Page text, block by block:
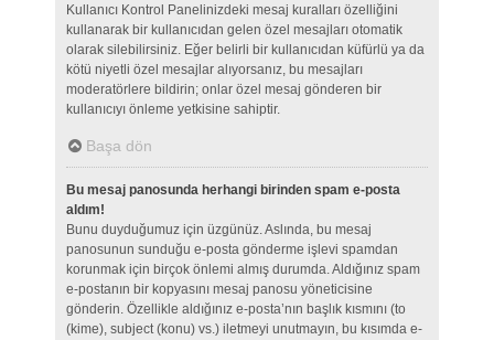
Kullanıcı Kontrol Panelinizdeki mesaj kuralları özelliğini
kullanarak bir kullanıcıdan gelen özel mesajları otomatik
olarak silebilirsiniz. Eğer belirli bir kullanıcıdan küfürlü ya da
kötü niyetli özel mesajlar alıyorsanız, bu mesajları
moderatörlere bildirin; onlar özel mesaj gönderen bir
kullanıcıyı önleme yetkisine sahiptir.
Başa dön
Bu mesaj panosunda herhangi birinden spam e-posta
aldım!
Bunu duyduğumuz için üzgünüz. Aslında, bu mesaj
panosunun sunduğu e-posta gönderme işlevi spamdan
korunmak için birçok önlemi almış durumda. Aldığınız spam
e-postanın bir kopyasını mesaj panosu yöneticisine
gönderin. Özellikle aldığınız e-posta’nın başlık kısmını (to
(kime), subject (konu) vs.) iletmeyi unutmayın, bu kısımda e-